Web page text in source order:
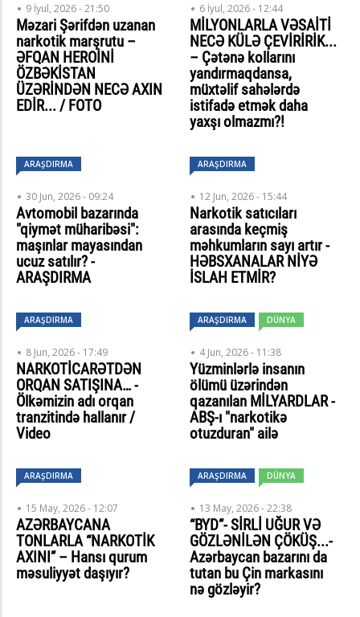
9 İyul, 2026 - 21:50
Məzari Şərifdən uzanan
narkotik marşrutu –
ƏFQAN HEROİNİ
ÖZBƏKİSTAN
ÜZƏRİNDƏN NECƏ AXIN
EDİR... / FOTO
6 İyul, 2026 - 12:44
MİLYONLARLA VƏSAİTİ
NECƏ KÜLƏ ÇEVİRİRİK...
– Çətənə kollarını
yandırmaqdansa,
müxtəlif sahələrdə
istifadə etmək daha
yaxşı olmazmı?!
ARAŞDIRMA
30 Jun, 2026 - 09:24
Avtomobil bazarında
"qiymət müharibəsi":
maşınlar mayasından
ucuz satılır? -
ARAŞDIRMA
ARAŞDIRMA
12 Jun, 2026 - 15:44
Narkotik satıcıları
arasında keçmiş
məhkumların sayı artır -
HƏBSXANALAR NİYƏ
İSLAH ETMİR?
ARAŞDIRMA
8 Jun, 2026 - 17:49
NARKOTİCARƏTDƏN
ORQAN SATIŞINA… -
Ölkəmizin adı orqan
tranzitində hallanır /
Video
ARAŞDIRMA DÜNYA
4 Jun, 2026 - 11:38
Yüzminlərlə insanın
ölümü üzərindən
qazanılan MİLYARDLAR -
ABŞ-ı "narkotikə
otuzduran" ailə
ARAŞDIRMA
15 May, 2026 - 12:07
AZƏRBAYCANA
TONLARLA “NARKOTİK
AXINI” – Hansı qurum
məsuliyyət daşıyır?
ARAŞDIRMA DÜNYA
13 May, 2026 - 22:38
“BYD”- SİRLİ UĞUR VƏ
GÖZLƏNİLƏN ÇÖKÜŞ...-
Azərbaycan bazarını da
tutan bu Çin markasını
nə gözləyir?